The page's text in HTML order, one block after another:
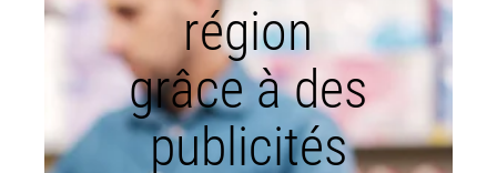
région
grâce à des
publicités